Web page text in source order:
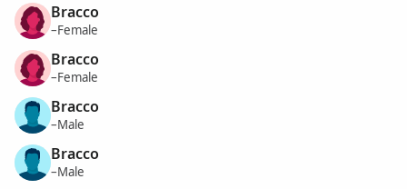
Bracco
–Female
Bracco
–Female
Bracco
–Male
Bracco
–Male